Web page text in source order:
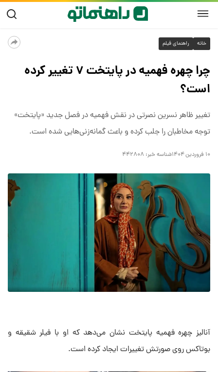
خانه راهنمای فیلم
چرا چهره فهمیه در پایتخت ۷ تغییر کرده
است؟
تغییر ظاهر نسرین نصرتی در نقش فهمیه در فصل جدید «پایتخت»
توجه مخاطبان را جلب کرده و باعث گمانه‌زنی‌هایی شده است.
۱۰ فروردین ۱۴۰۴ شناسه خبر: ۴۴۲۸۰۸
آنالیز چهره فهمیه پایتخت نشان می‌دهد که او با فیلر شقیقه و
بوتاکس روی صورتش تغییرات ایجاد کرده است.